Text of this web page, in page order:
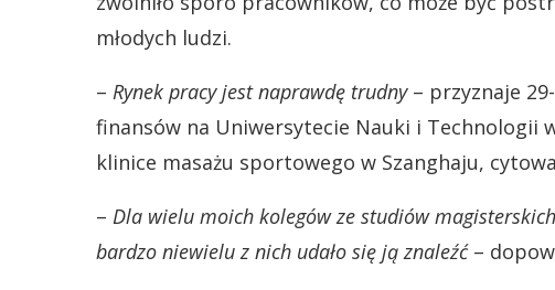
młodych ludzi.
– Rynek pracy jest naprawdę trudny– przyznaje
finansów na Uniwersytecie Nauki i Technologii
klinice masażu sportowego w Szanghaju,
– Dla wielu moich kolegów ze studiów
bardzo niewielu z nich udało się ją znaleźć–